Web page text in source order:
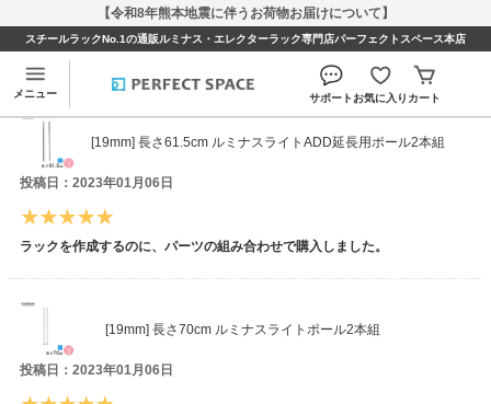
【令和8年熊本地震に伴うお荷物お届けについて】
スチールラックNo.1の通販ルミナス・エレクターラック専門店パーフェクトスペース本店
メニュー サポートお気に入り カート
とものんさんのレビュー
[19mm] 長さ61.5cm ルミナスライトADD延長用ポール2本組
投稿日：2023年01月06日
ラックを作成するのに、パーツの組み合わせで購入しました。
[19mm] 長さ70cm ルミナスライトポール2本組
投稿日：2023年01月06日